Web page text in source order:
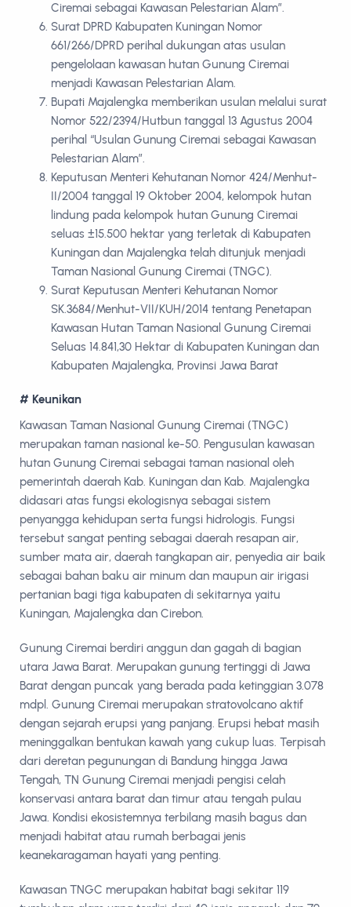
Ciremai sebagai Kawasan Pelestarian Alam”.
Surat DPRD Kabupaten Kuningan Nomor
661/266/DPRD perihal dukungan atas usulan
pengelolaan kawasan hutan Gunung Ciremai
menjadi Kawasan Pelestarian Alam.
Bupati Majalengka memberikan usulan melalui surat
Nomor 522/2394/Hutbun tanggal 13 Agustus 2004
perihal “Usulan Gunung Ciremai sebagai Kawasan
Pelestarian Alam”.
Keputusan Menteri Kehutanan Nomor 424/Menhut-
II/2004 tanggal 19 Oktober 2004, kelompok hutan
lindung pada kelompok hutan Gunung Ciremai
seluas ±15.500 hektar yang terletak di Kabupaten
Kuningan dan Majalengka telah ditunjuk menjadi
Taman Nasional Gunung Ciremai (TNGC).
Surat Keputusan Menteri Kehutanan Nomor
SK.3684/Menhut-VII/KUH/2014 tentang Penetapan
Kawasan Hutan Taman Nasional Gunung Ciremai
Seluas 14.841,30 Hektar di Kabupaten Kuningan dan
Kabupaten Majalengka, Provinsi Jawa Barat
# Keunikan
Kawasan Taman Nasional Gunung Ciremai (TNGC)
merupakan taman nasional ke-50. Pengusulan kawasan
hutan Gunung Ciremai sebagai taman nasional oleh
pemerintah daerah Kab. Kuningan dan Kab. Majalengka
didasari atas fungsi ekologisnya sebagai sistem
penyangga kehidupan serta fungsi hidrologis. Fungsi
tersebut sangat penting sebagai daerah resapan air,
sumber mata air, daerah tangkapan air, penyedia air baik
sebagai bahan baku air minum dan maupun air irigasi
pertanian bagi tiga kabupaten di sekitarnya yaitu
Kuningan, Majalengka dan Cirebon.
Gunung Ciremai berdiri anggun dan gagah di bagian
utara Jawa Barat. Merupakan gunung tertinggi di Jawa
Barat dengan puncak yang berada pada ketinggian 3.078
mdpl. Gunung Ciremai merupakan stratovolcano aktif
dengan sejarah erupsi yang panjang. Erupsi hebat masih
meninggalkan bentukan kawah yang cukup luas. Terpisah
dari deretan pegunungan di Bandung hingga Jawa
Tengah, TN Gunung Ciremai menjadi pengisi celah
konservasi antara barat dan timur atau tengah pulau
Jawa. Kondisi ekosistemnya terbilang masih bagus dan
menjadi habitat atau rumah berbagai jenis
keanekaragaman hayati yang penting.
Kawasan TNGC merupakan habitat bagi sekitar 119